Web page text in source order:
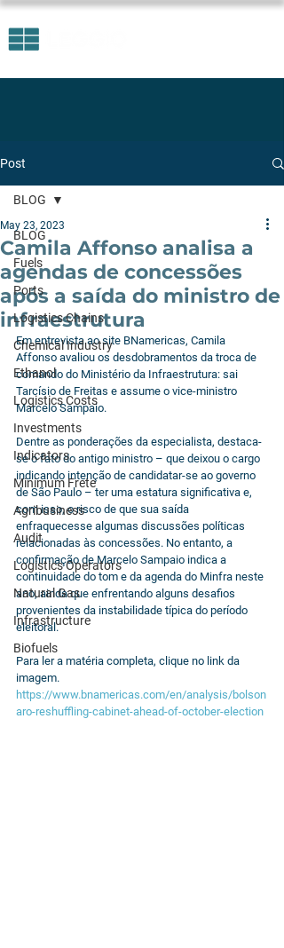
Post
BLOG
Fuels
Ports
Logistics Chains
Chemical Industry
Ethanol
Logistics Costs
Investments
Indicators
Minimum Frete
Agribusiness
Audit
Logistics Operators
Natural Gas
Infrastructure
Biofuels
BLOG
Camila Affonso analisa a
agendas de concessões
após a saída do ministro de
infraestrutura
May 23, 2023
Em entrevista ao site BNamericas, Camila
Affonso avaliou os desdobramentos da troca de
comando do Ministério da Infraestrutura: sai
Tarcísio de Freitas e assume o vice-ministro
Marcelo Sampaio.
Dentre as ponderações da especialista, destaca-
se o fato do antigo ministro – que deixou o cargo
indicando intenção de candidatar-se ao governo
de São Paulo – ter uma estatura significativa e,
com isso, o risco de que sua saída
enfraquecesse algumas discussões políticas
relacionadas às concessões. No entanto, a
confirmação de Marcelo Sampaio indica a
continuidade do tom e da agenda do Minfra neste
ano, ainda que enfrentando alguns desafios
provenientes da instabilidade típica do período
eleitoral.
Para ler a matéria completa, clique no link da
imagem.
https://www.bnamericas.com/en/analysis/bolson
aro-reshuffling-cabinet-ahead-of-october-election